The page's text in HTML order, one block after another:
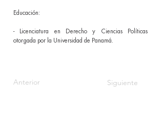
Educación:
- Licenciatura en Derecho y Ciencias Políticas
otorgada por la Universidad de Panamá.
Anterior Siguiente